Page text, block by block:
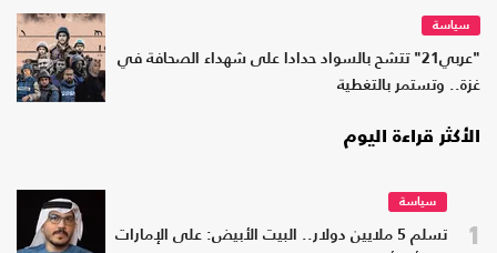
سياسة
"عربي21" تتشح بالسواد حدادا على شهداء الصحافة في
غزة.. وتستمر بالتغطية
الأكثر قراءة اليوم
1
سياسة
تسلم 5 ملايين دولار.. البيت الأبيض: على الإمارات